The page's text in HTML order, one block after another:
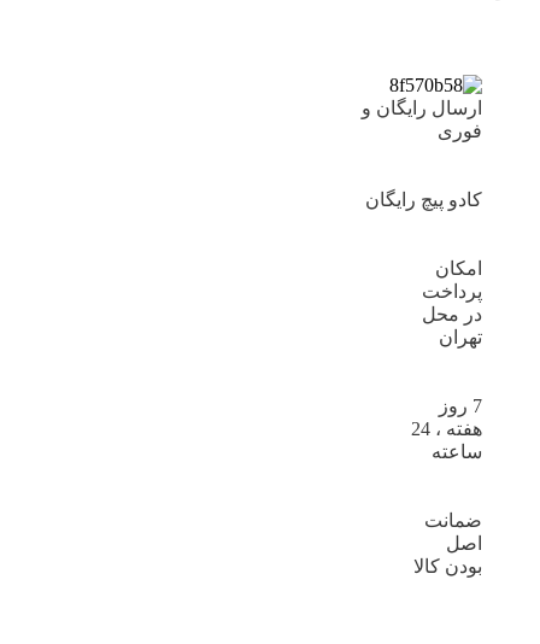
ارسال رایگان و
فوری
کادو پیچ رایگان
امکان
پرداخت
در محل
تهران
7 روز
هفته ، 24
ساعته
ضمانت
اصل
بودن کالا